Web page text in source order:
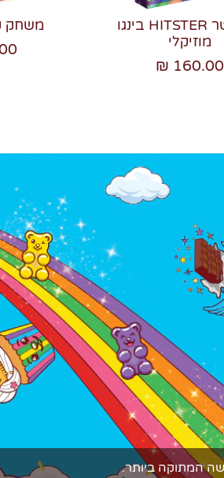
משחק
₪
היטסטר HITSTER בינגו
מוזיקלי
160.00 ₪